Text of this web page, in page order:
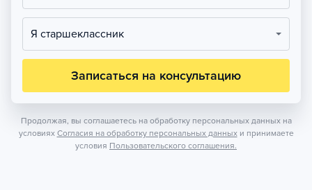
Я старшеклассник
Записаться на консультацию
Продолжая, вы соглашаетесь на обработку персональных данных на
условиях Согласия на обработку персональных данных и принимаете
условия Пользовательского соглашения.